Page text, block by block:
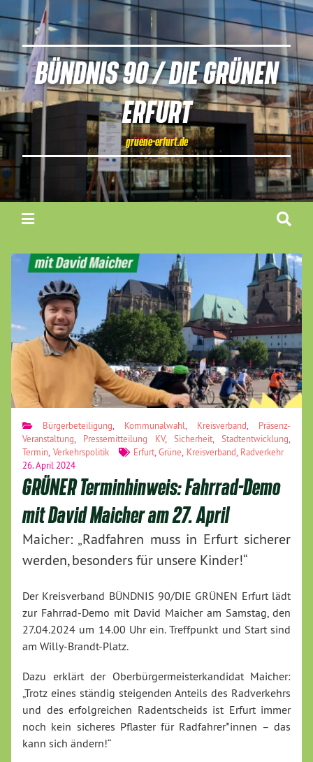
BÜNDNIS 90 / DIE GRÜNEN
ERFURT
gruene-erfurt.de
Bürgerbeteiligung Kommunalwahl Kreisverband
Präsenz-
Veranstaltung
Pressemitteilung KV, Sicherheit Stadtentwicklung
Termin Verkehrspolitik Erfurt, Grüne Kreisverband Radverkehr
26. April 2024
GRÜNER Terminhinweis: Fahrrad-Demo
mit David Maicher am 27. April
Maicher: „Radfahren muss in Erfurt sicherer
werden, besonders für unsere Kinder!“
Der Kreisverband BÜNDNIS 90/DIE GRÜNEN Erfurt lädt
zur Fahrrad-Demo mit David Maicher am Samstag, den
27.04.2024 um 14.00 Uhr ein. Treffpunkt und Start sind
am Willy-Brandt-Platz.
Dazu erklärt der Oberbürgermeisterkandidat Maicher:
„Trotz eines ständig steigenden Anteils des Radverkehrs
und des erfolgreichen Radentscheids ist Erfurt immer
noch kein sicheres Pflaster für Radfahrer*innen – das
kann sich ändern!“